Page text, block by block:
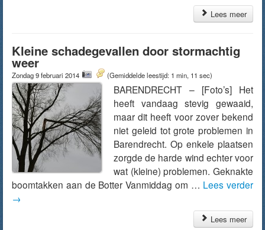
Lees meer
Kleine schadegevallen door stormachtig
weer
Zondag 9 februari 2014 (Gemiddelde leestijd: 1 min, 11 sec)
BARENDRECHT – [Foto’s] Het
heeft vandaag stevig gewaaid,
maar dit heeft voor zover bekend
niet geleid tot grote problemen in
Barendrecht. Op enkele plaatsen
zorgde de harde wind echter voor
wat (kleine) problemen. Geknakte
boomtakken aan de Botter Vanmiddag om … Lees verder
→
Lees meer